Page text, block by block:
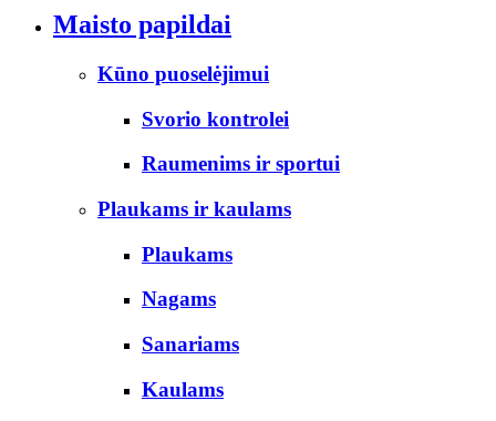
Maisto papildai
Kūno puoselėjimui
Svorio kontrolei
Raumenims ir sportui
Plaukams ir kaulams
Plaukams
Nagams
Sanariams
Kaulams